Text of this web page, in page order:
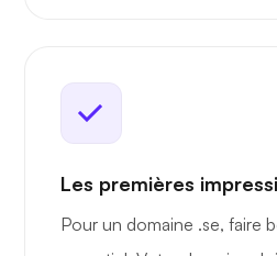
Les premières
Pour un domaine .se, faire